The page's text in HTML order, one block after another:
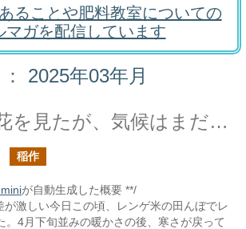
ることや肥料教室についての
マガを配信しています
2025年03年月
レンゲの開花を見たが、気候はまだ寒い
稲作
が自動生成した概要 **/
が激しい今日この頃、レンゲ米の田んぼでレ
。4月下旬並みの暖かさの後、寒さが戻って